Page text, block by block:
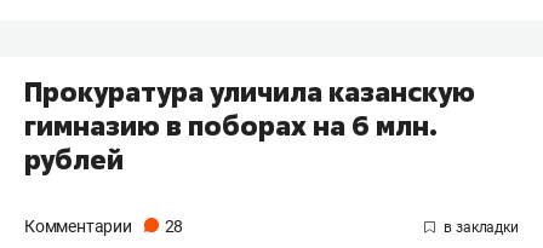
Прокуратура уличила казанскую
гимназию в поборах на 6 млн.
рублей
Комментарии 28